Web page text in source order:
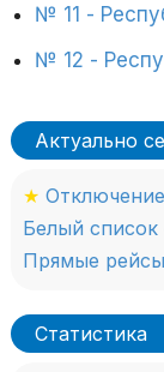
№ 11 -
№ 12 -
Актуально
★
Белый список
Прямые
Статистика